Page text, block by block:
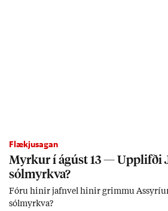
Flækjusagan
Myrk­ur í ág­úst 13 — Upp­lifði
sól­myrkva?
Fóru hinir jafn­vel hinir grimmu
sól­myrkva?